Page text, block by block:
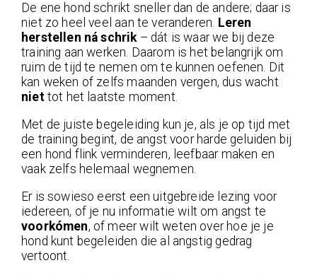
De ene hond schrikt sneller dan de andere; daar is
niet zo heel veel aan te veranderen. Leren
herstellen ná schrik– dát is waar we bij deze
training aan werken. Daarom is het belangrijk om
ruim de tijd te nemen om te kunnen oefenen. Dit
kan weken of zelfs maanden vergen, dus wacht
niettot het laatste moment.
Met de juiste begeleiding kun je, als je op tijd met
de training begint, de angst voor harde geluiden bij
een hond flink verminderen, leefbaar maken en
vaak zelfs helemaal wegnemen.
Er is sowieso eerst een uitgebreide lezing voor
iedereen, of je nu informatie wilt om angst te
voorkómen, of meer wilt weten over hoe je je
hond kunt begeleiden die al angstig gedrag
vertoont.